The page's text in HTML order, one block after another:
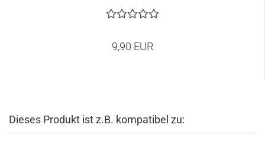
9,90 EUR
Dieses Produkt ist z.B. kompatibel zu: